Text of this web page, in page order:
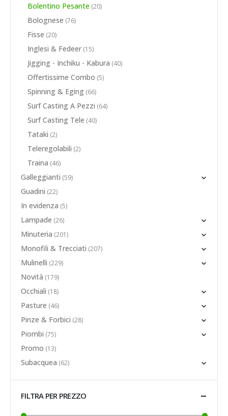
Bolentino Pesante (20)
Bolognese (76)
Fisse (20)
Inglesi & Fedeer (15)
Jigging - Inchiku - Kabura (40)
Offertissime Combo (5)
Spinning & Eging (66)
Surf Casting A Pezzi (64)
Surf Casting Tele (40)
Tataki (2)
Teleregolabili (2)
Traina (46)
Galleggianti (59)
Guadini (22)
In evidenza (5)
Lampade (26)
Minuteria (201)
Monofili & Trecciati (207)
Mulinelli (229)
Novità (179)
Occhiali (18)
Pasture (46)
Pinze & Forbici (28)
Piombi (75)
Promo (13)
Subacquea (62)
FILTRA PER PREZZO